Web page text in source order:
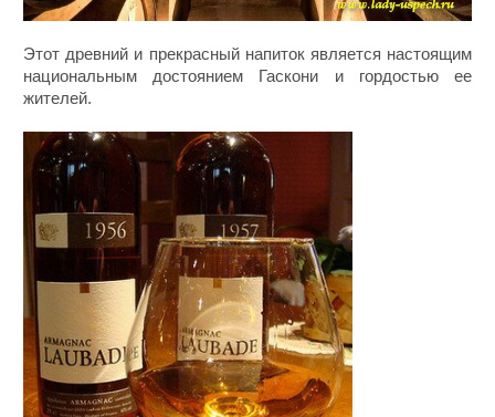
Этот древний и прекрасный напиток является настоящим
национальным достоянием Гаскони и гордостью ее
жителей.